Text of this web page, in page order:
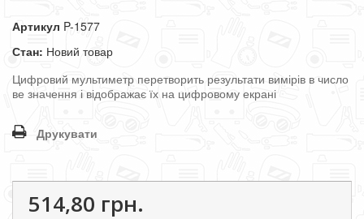
Артикул P-1577
Стан: Новий товар
Цифровий мультиметр перетворить результати вимірів в число
ве значення і відображає їх на цифровому екрані
Друкувати
514,80 грн.